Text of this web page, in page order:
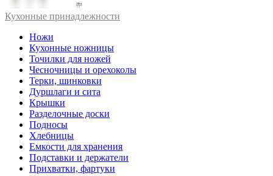
Кухонные принадлежности
Ножи
Кухонные ножницы
Точилки для ножей
Чесночницы и орехоколы
Терки, шинковки
Дуршлаги и сита
Крышки
Разделочные доски
Подносы
Хлебницы
Емкости для хранения
Подставки и держатели
Прихватки, фартуки